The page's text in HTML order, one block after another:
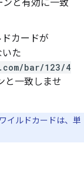
ンと有効に一致
カードが
いた
bar/123/4
と一致しませ
イルドカードは、単